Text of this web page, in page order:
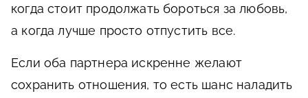
когда стоит продолжать бороться за любовь,
а когда лучше просто отпустить все.
Если оба партнера искренне желают
сохранить отношения, то есть шанс наладить